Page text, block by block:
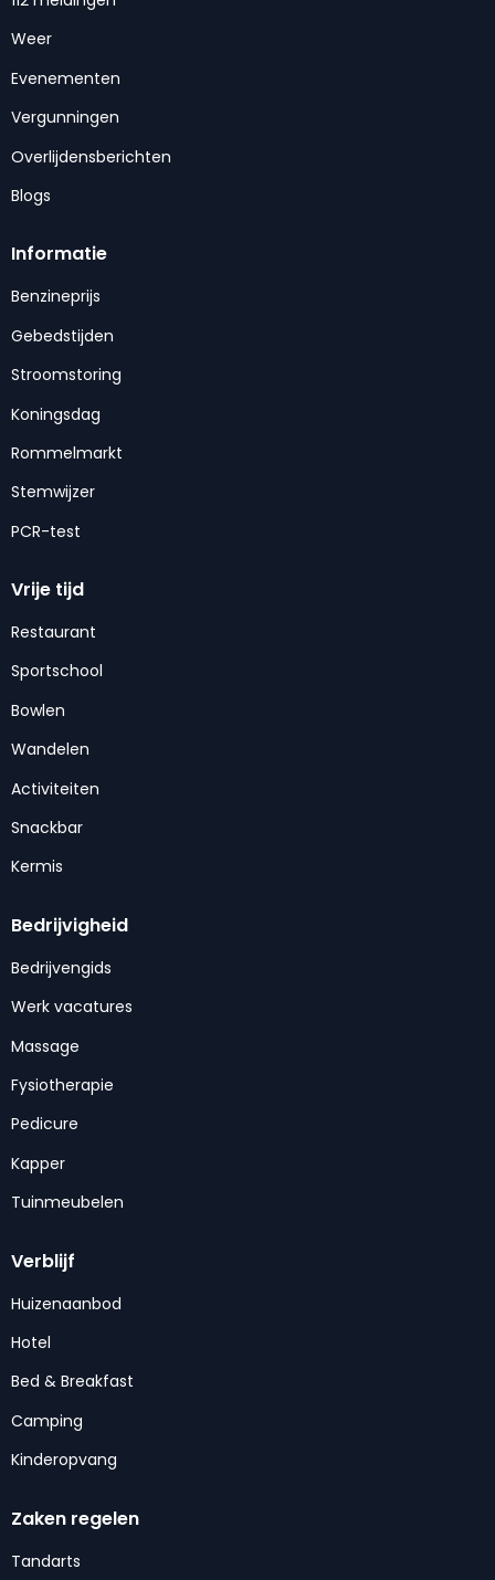
Weer
Evenementen
Vergunningen
Overlijdensberichten
Blogs
Informatie
Benzineprijs
Gebedstijden
Stroomstoring
Koningsdag
Rommelmarkt
Stemwijzer
PCR-test
Vrije tijd
Restaurant
Sportschool
Bowlen
Wandelen
Activiteiten
Snackbar
Kermis
Bedrijvigheid
Bedrijvengids
Werk vacatures
Massage
Fysiotherapie
Pedicure
Kapper
Tuinmeubelen
Verblijf
Huizenaanbod
Hotel
Bed & Breakfast
Camping
Kinderopvang
Zaken regelen
Tandarts